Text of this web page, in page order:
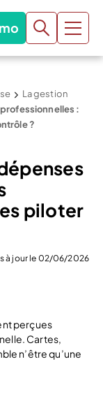
La gestion
:
?
piloter
à jour le 02/06/2026
perçues
Cartes,
n’être qu’une